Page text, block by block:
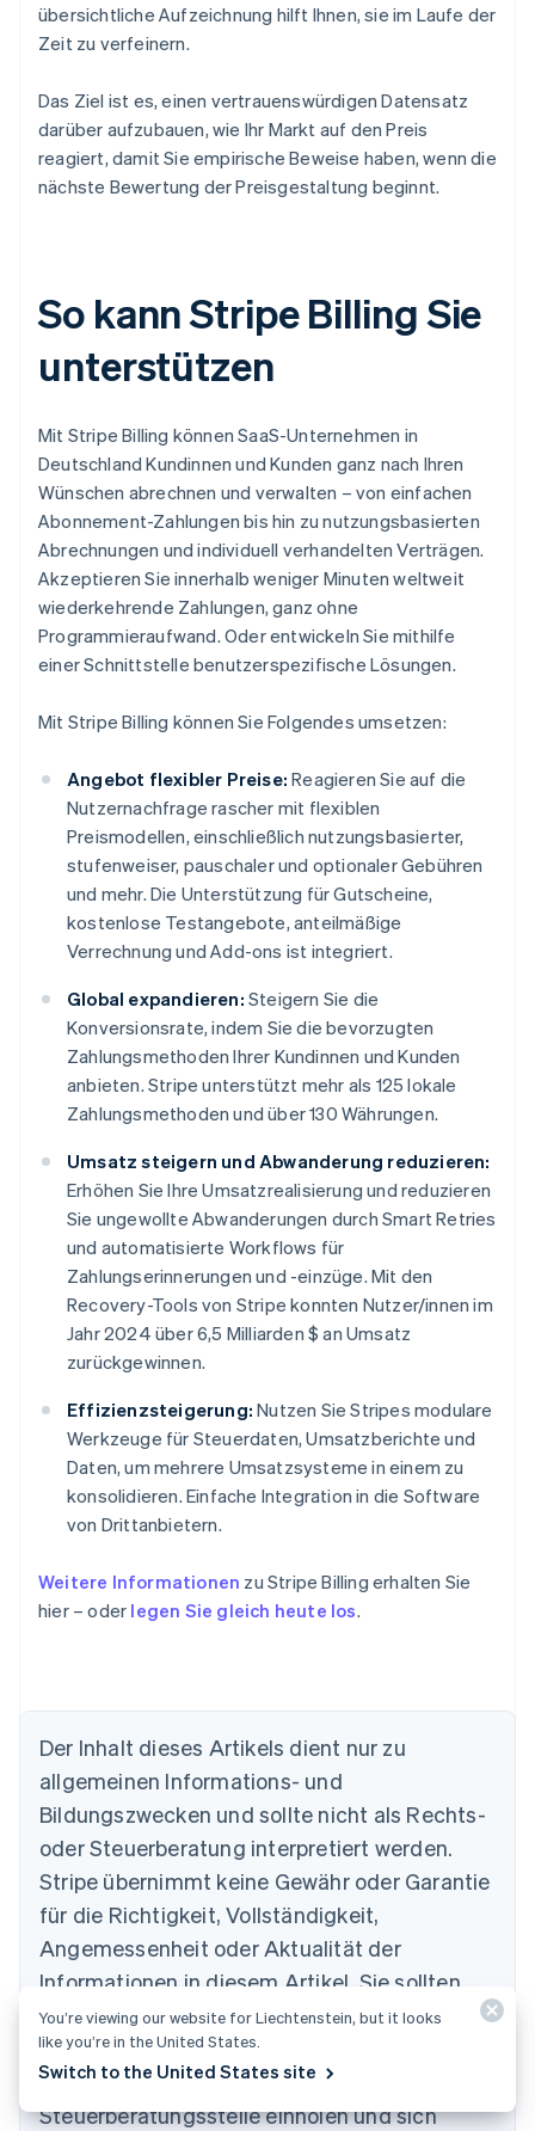
übersichtliche Aufzeichnung hilft Ihnen, sie im Laufe der
Zeit zu verfeinern.
Das Ziel ist es, einen vertrauenswürdigen Datensatz
darüber aufzubauen, wie Ihr Markt auf den Preis
reagiert, damit Sie empirische Beweise haben, wenn die
nächste Bewertung der Preisgestaltung beginnt.
So kann Stripe Billing Sie
unterstützen
Mit Stripe Billing können SaaS-Unternehmen in
Deutschland Kundinnen und Kunden ganz nach Ihren
Wünschen abrechnen und verwalten – von einfachen
Abonnement-Zahlungen bis hin zu nutzungsbasierten
Abrechnungen und individuell verhandelten Verträgen.
Akzeptieren Sie innerhalb weniger Minuten weltweit
wiederkehrende Zahlungen, ganz ohne
Programmieraufwand. Oder entwickeln Sie mithilfe
einer Schnittstelle benutzerspezifische Lösungen.
Mit Stripe Billing können Sie Folgendes umsetzen:
Angebot flexibler Preise: Reagieren Sie auf die
Nutzernachfrage rascher mit flexiblen
Preismodellen, einschließlich nutzungsbasierter,
stufenweiser, pauschaler und optionaler Gebühren
und mehr. Die Unterstützung für Gutscheine,
kostenlose Testangebote, anteilmäßige
Verrechnung und Add-ons ist integriert.
Global expandieren: Steigern Sie die
Konversionsrate, indem Sie die bevorzugten
Zahlungsmethoden Ihrer Kundinnen und Kunden
anbieten. Stripe unterstützt mehr als 125 lokale
Zahlungsmethoden und über 130 Währungen.
Umsatz steigern und Abwanderung reduzieren:
Erhöhen Sie Ihre Umsatzrealisierung und reduzieren
Sie ungewollte Abwanderungen durch Smart Retries
und automatisierte Workflows für
Zahlungserinnerungen und -einzüge. Mit den
Recovery-Tools von Stripe konnten Nutzer/innen im
Jahr 2024 über 6,5 Milliarden $ an Umsatz
zurückgewinnen.
Effizienzsteigerung: Nutzen Sie Stripes modulare
Werkzeuge für Steuerdaten, Umsatzberichte und
Daten, um mehrere Umsatzsysteme in einem zu
konsolidieren. Einfache Integration in die Software
von Drittanbietern.
Weitere Informationen zu Stripe Billing erhalten Sie
hier – oder legen Sie gleich heute los.
Der Inhalt dieses Artikels dient nur zu
allgemeinen Informations- und
Bildungszwecken und sollte nicht als Rechts-
oder Steuerberatung interpretiert werden.
Stripe übernimmt keine Gewähr oder Garantie
für die Richtigkeit, Vollständigkeit,
Angemessenheit oder Aktualität der
Informationen in diesem Artikel. Sie sollten
den Rat eines in Ihrem steuerlichen
Zuständigkeitsbereich zugelassenen
kompetenten Rechtsbeistands oder von einer
Steuerberatungsstelle einholen und sich
Australien
English
Nederlands FrançaisDeutschEnglish
Brasilien
English
Bulgarien
English
Dänemark
English
DeutschEnglish
Estland
You’re viewing our website for Liechtenstein, but it looks
like you’re in the United States.
Switch to the United States site